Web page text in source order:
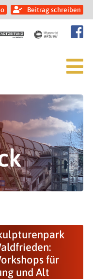
Beitrag schreiben
für
und Alt